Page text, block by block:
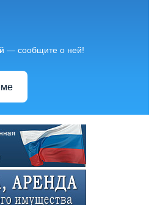
— сообщите о ней!